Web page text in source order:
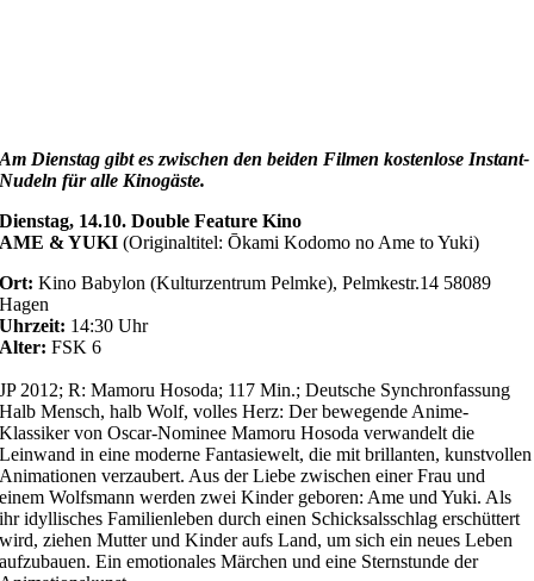
Am Dienstag gibt es zwischen den beiden Filmen kostenlose Instant-
Nudeln für alle Kinogäste.
Dienstag, 14.10. Double Feature Kino
AME & YUKI (Originaltitel: Ōkami Kodomo no Ame to Yuki)
Ort: Kino Babylon (Kulturzentrum Pelmke), Pelmkestr.14 58089
Hagen
Uhrzeit: 14:30 Uhr
Alter: FSK 6
JP 2012; R: Mamoru Hosoda; 117 Min.; Deutsche Synchronfassung
Halb Mensch, halb Wolf, volles Herz: Der bewegende Anime-
Klassiker von Oscar-Nominee Mamoru Hosoda verwandelt die
Leinwand in eine moderne Fantasiewelt, die mit brillanten, kunstvollen
Animationen verzaubert. Aus der Liebe zwischen einer Frau und
einem Wolfsmann werden zwei Kinder geboren: Ame und Yuki. Als
ihr idyllisches Familienleben durch einen Schicksalsschlag erschüttert
wird, ziehen Mutter und Kinder aufs Land, um sich ein neues Leben
aufzubauen. Ein emotionales Märchen und eine Sternstunde der